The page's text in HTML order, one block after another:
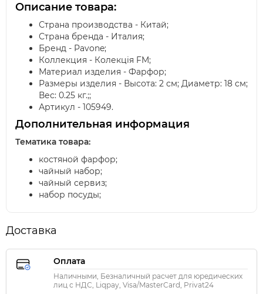
Описание товара:
Страна производства - Китай;
Страна бренда - Италия;
Бренд - Pavone;
Коллекция - Колекція FM;
Материал изделия - Фарфор;
Размеры изделия - Высота: 2 см; Диаметр: 18 см;
Вес: 0.25 кг.;;
Артикул - 105949.
Дополнительная информация
Тематика товара:
костяной фарфор;
чайный набор;
чайный сервиз;
набор посуды;
Доставка
Оплата
Наличными, Безналичный расчет для юредических
лиц с НДС, Liqpay, Visa/MasterCard, Privat24